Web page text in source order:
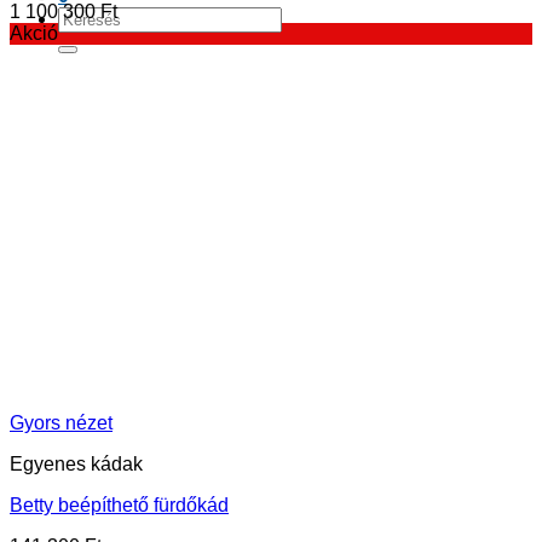
Keresés
a
következőre:
1 100 300Ft
Akció
Gyors nézet
Egyenes kádak
Betty beépíthető fürdőkád